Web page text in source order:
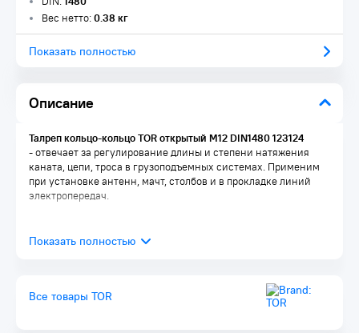
Описание
Вес нетто:0.38 кг
Показать полностью
Талреп кольцо-кольцо TOR открытый M12 DIN1480 123124
- отвечает за регулирование длины и степени натяжения
каната, цепи, троса в грузоподъемных системах. Применим
при установке антенн, мачт, столбов и в прокладке линий
электропередач.
Все товары TOR